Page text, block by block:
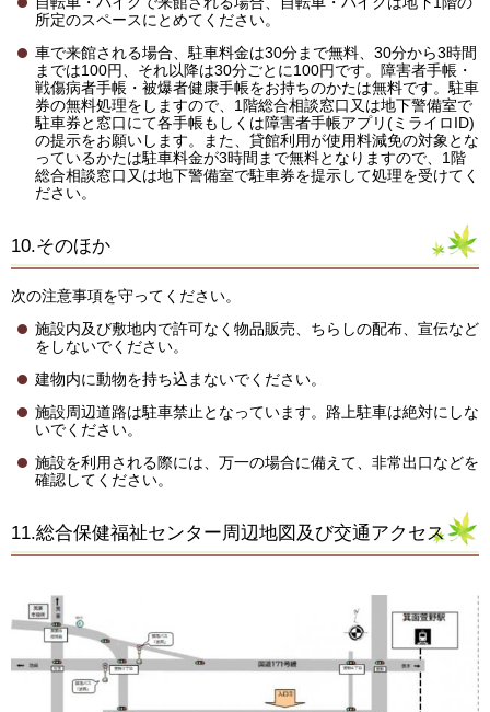
所定のスペースにとめてください。
車で来館される場合、駐車料金は30分まで無料、30分から3時間
までは100円、それ以降は30分ごとに100円です。障害者手帳・
戦傷病者手帳・被爆者健康手帳をお持ちのかたは無料です。駐車
券の無料処理をしますので、1階総合相談窓口又は地下警備室で
駐車券と窓口にて各手帳もしくは障害者手帳アプリ(ミライロID)
の提示をお願いします。また、貸館利用が使用料減免の対象とな
っているかたは駐車料金が3時間まで無料となりますので、1階
総合相談窓口又は地下警備室で駐車券を提示して処理を受けてく
ださい。
10.そのほか
次の注意事項を守ってください。
施設内及び敷地内で許可なく物品販売、ちらしの配布、宣伝など
をしないでください。
建物内に動物を持ち込まないでください。
施設周辺道路は駐車禁止となっています。路上駐車は絶対にしな
いでください。
施設を利用される際には、万一の場合に備えて、非常出口などを
確認してください。
11.総合保健福祉センター周辺地図及び交通アクセス